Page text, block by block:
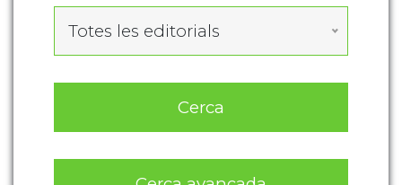
Totes les editorials
Cerca